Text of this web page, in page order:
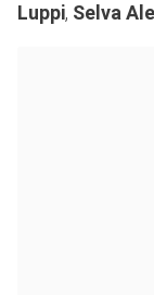
Luppi, Selva